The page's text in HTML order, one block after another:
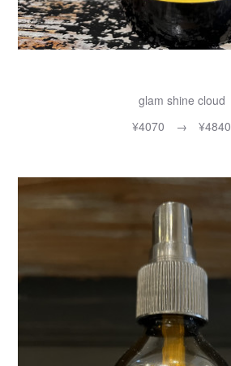
glam shine cloud
¥4070 → ¥4840